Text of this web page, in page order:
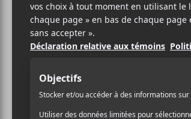
F
A
C
E
B
O
K
T
W
I
T
T
R
P
A
R
T
A